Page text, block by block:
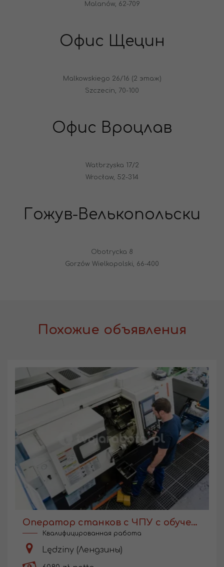
Malanów, 62-709
Офис Щецин
Malkowskiego 26/16 (2 этаж)
Szczecin, 70-100
Офис Вроцлав
Watbrzyska 17/2
Wrocław, 52-314
Гожув-Велькопольски
Obotrycka 8
Gorzów Wielkopolski, 66-400
Похожие объявления
Оператор станков с ЧПУ с обучением
Квалифицированная работа
Lędziny (Лендзины)